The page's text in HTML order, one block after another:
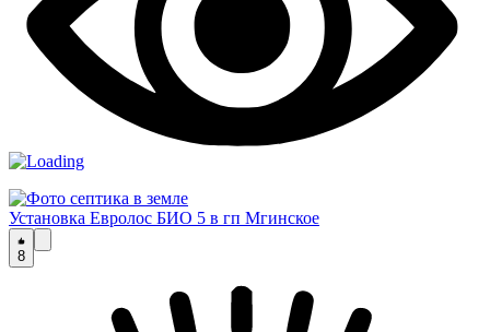
Установка Евролос БИО 5 в гп Мгинское
8